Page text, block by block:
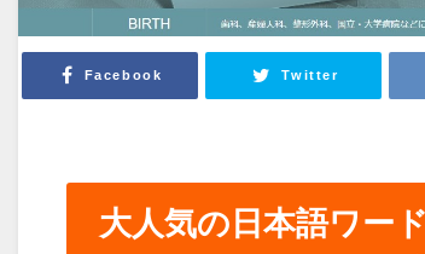
Facebook Twitter
大人気の日本語ワー